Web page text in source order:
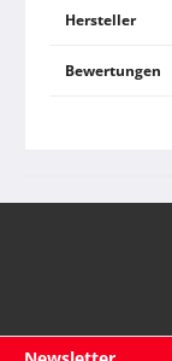
Hersteller
Bewertungen